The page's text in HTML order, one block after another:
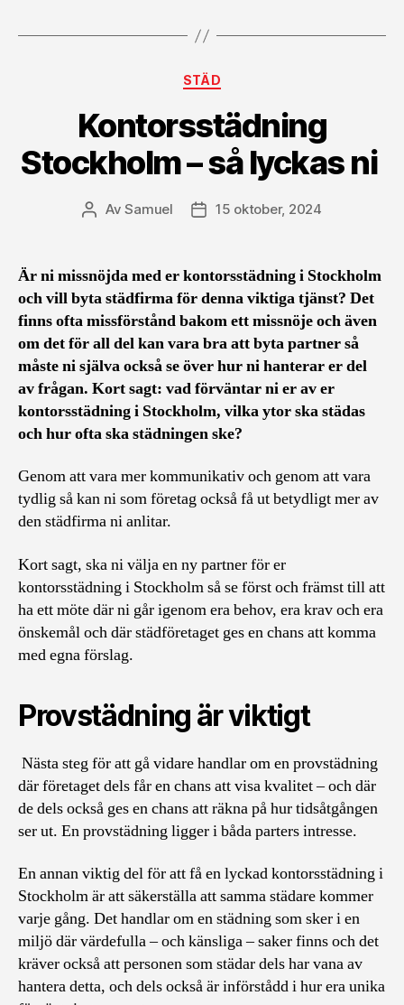
Kategorier
STÄD
Kontorsstädning
Stockholm – så lyckas ni
Inläggsförfattare
AvSamuel Inläggsdatum
15 oktober, 2024
Är ni missnöjda med er kontorsstädning i Stockholm
och vill byta städfirma för denna viktiga tjänst? Det
finns ofta missförstånd bakom ett missnöje och även
om det för all del kan vara bra att byta partner så
måste ni själva också se över hur ni hanterar er del
av frågan. Kort sagt: vad förväntar ni er av er
kontorsstädning i Stockholm, vilka ytor ska städas
och hur ofta ska städningen ske?
Genom att vara mer kommunikativ och genom att vara
tydlig så kan ni som företag också få ut betydligt mer av
den städfirma ni anlitar.
Kort sagt, ska ni välja en ny partner för er
kontorsstädning i Stockholm så se först och främst till att
ha ett möte där ni går igenom era behov, era krav och era
önskemål och där städföretaget ges en chans att komma
med egna förslag.
Provstädning är viktigt
Nästa steg för att gå vidare handlar om en provstädning
där företaget dels får en chans att visa kvalitet – och där
de dels också ges en chans att räkna på hur tidsåtgången
ser ut. En provstädning ligger i båda parters intresse.
En annan viktig del för att få en lyckad kontorsstädning i
Stockholm är att säkerställa att samma städare kommer
varje gång. Det handlar om en städning som sker i en
miljö där värdefulla – och känsliga – saker finns och det
kräver också att personen som städar dels har vana av
hantera detta, och dels också är införstådd i hur era unika